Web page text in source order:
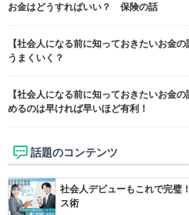
お金はどうすればいい？ 保険の話
【社会人になる前に知っておきたいお金
うまくいく？
【社会人になる前に知っておきたいお金
めるのは早ければ早いほど有利！
話題のコンテンツ
社会人デビューもこれで完
ス術